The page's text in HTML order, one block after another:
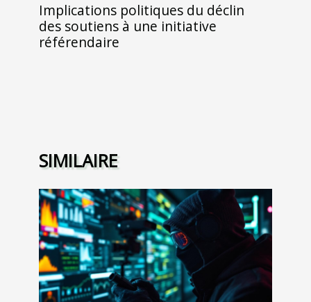
Implications politiques du déclin
des soutiens à une initiative
référendaire
SIMILAIRE